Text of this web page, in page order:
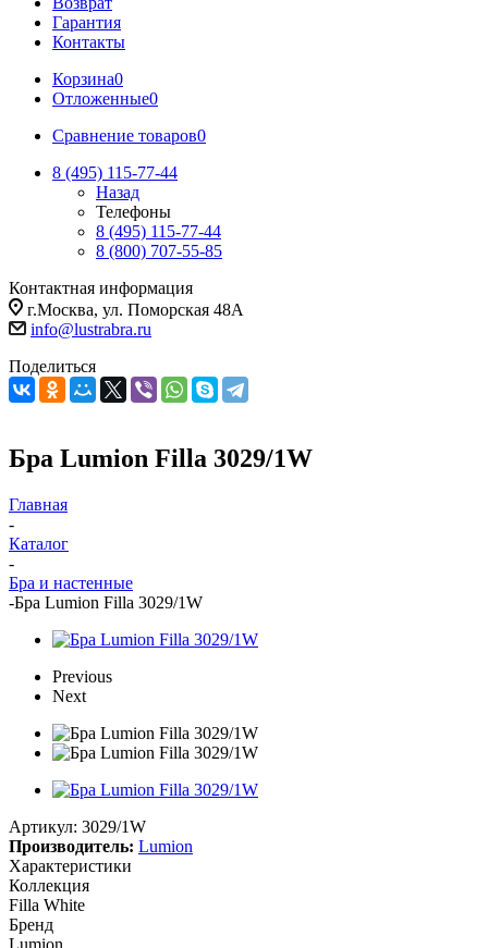
Гарантия
Контакты
Корзина0
Отложенные0
Сравнение товаров0
8 (495) 115-77-44
Назад
Телефоны
8 (495) 115-77-44
8 (800) 707-55-85
Контактная информация
г.Москва, ул. Поморская 48А
info@lustrabra.ru
Поделиться
Бра Lumion Filla 3029/1W
Главная
-
Каталог
-
Бра и настенные
-Бра Lumion Filla 3029/1W
Previous
Next
Артикул: 3029/1W
Производитель: Lumion
Характеристики
Коллекция
Filla White
Бренд
Lumion